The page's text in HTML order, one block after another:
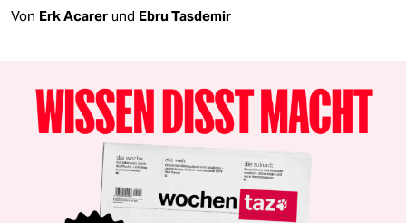
Von Erk Acarer und Ebru Tasdemir